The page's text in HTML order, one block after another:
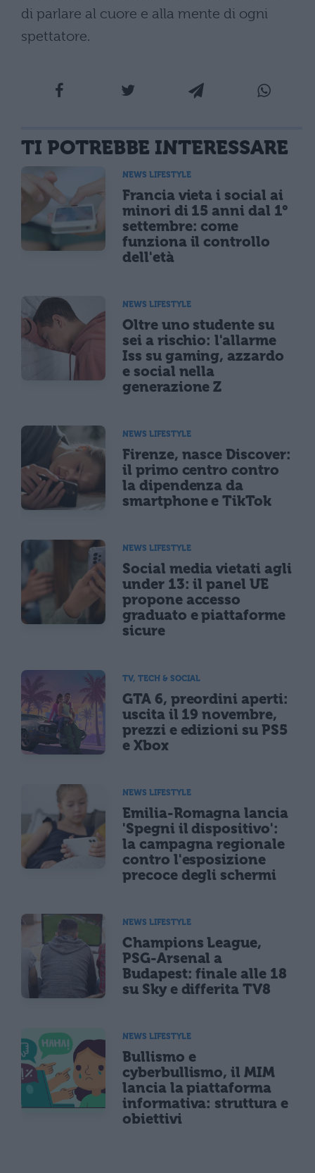
di parlare al cuore e alla mente di ogni
spettatore.
TI POTREBBE INTERESSARE
NEWS LIFESTYLE
Francia vieta i social ai
minori di 15 anni dal 1°
settembre: come
funziona il controllo
dell'età
NEWS LIFESTYLE
Oltre uno studente su
sei a rischio: l'allarme
Iss su gaming, azzardo
e social nella
generazione Z
NEWS LIFESTYLE
Firenze, nasce Discover:
il primo centro contro
la dipendenza da
smartphone e TikTok
NEWS LIFESTYLE
Social media vietati agli
under 13: il panel UE
propone accesso
graduato e piattaforme
sicure
TV, TECH & SOCIAL
GTA 6, preordini aperti:
uscita il 19 novembre,
prezzi e edizioni su PS5
e Xbox
NEWS LIFESTYLE
Emilia-Romagna lancia
'Spegni il dispositivo':
la campagna regionale
contro l'esposizione
precoce degli schermi
NEWS LIFESTYLE
Champions League,
PSG-Arsenal a
Budapest: finale alle 18
su Sky e differita TV8
NEWS LIFESTYLE
Bullismo e
cyberbullismo, il MIM
lancia la piattaforma
informativa: struttura e
obiettivi